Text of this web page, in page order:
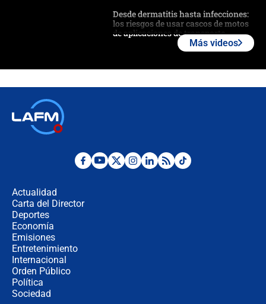
Desde dermatitis hasta infecciones:
los riesgos de usar cascos de motos
de aplicaciones de transporte
Posesión de Abelardo De La Espriella
Más videos
Actualidad
Carta del Director
Deportes
Economía
Emisiones
Entretenimiento
Internacional
Orden Público
Política
Sociedad